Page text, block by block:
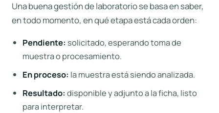
Una buena gestión de laboratorio se basa en saber,
en todo momento, en qué etapa está cada orden:
Pendiente: solicitado, esperando toma de
muestra o procesamiento.
En proceso: la muestra está siendo analizada.
Resultado: disponible y adjunto a la ficha, listo
para interpretar.